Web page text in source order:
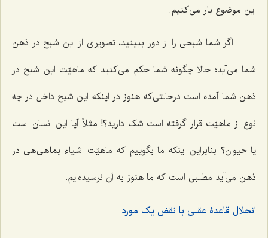
این موضوع بار می‌کنیم.
اگر شما شبحی را از دور ببینید، تصویری از این شبح در ذهن
شما می‌آید؛ حالا چگونه شما حکم می‌کنید که ماهیّتِ این شبح در
ذهن شما آمده است درحالتی‌که هنوز در اینکه این شبح داخل در چه
نوع از ماهیّت قرار گرفته است شک دارید؟! مثلاً آیا این انسان است
یا حیوان؟ بنابراین اینکه ما بگوییم که ماهیّت اشیاء بماهی‌هی در
ذهن می‌آید مطلبی است که ما هنوز به آن نرسیده‌ایم.
انحلال قاعدۀ عقلی با نقض یک مورد